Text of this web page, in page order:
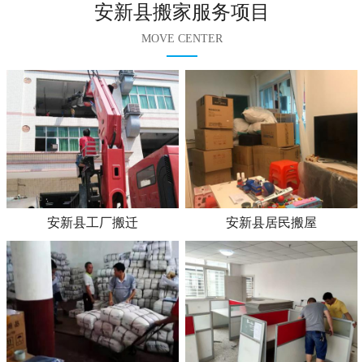
安新县搬家服务项目
MOVE CENTER
安新县工厂搬迁 安新县居民搬屋